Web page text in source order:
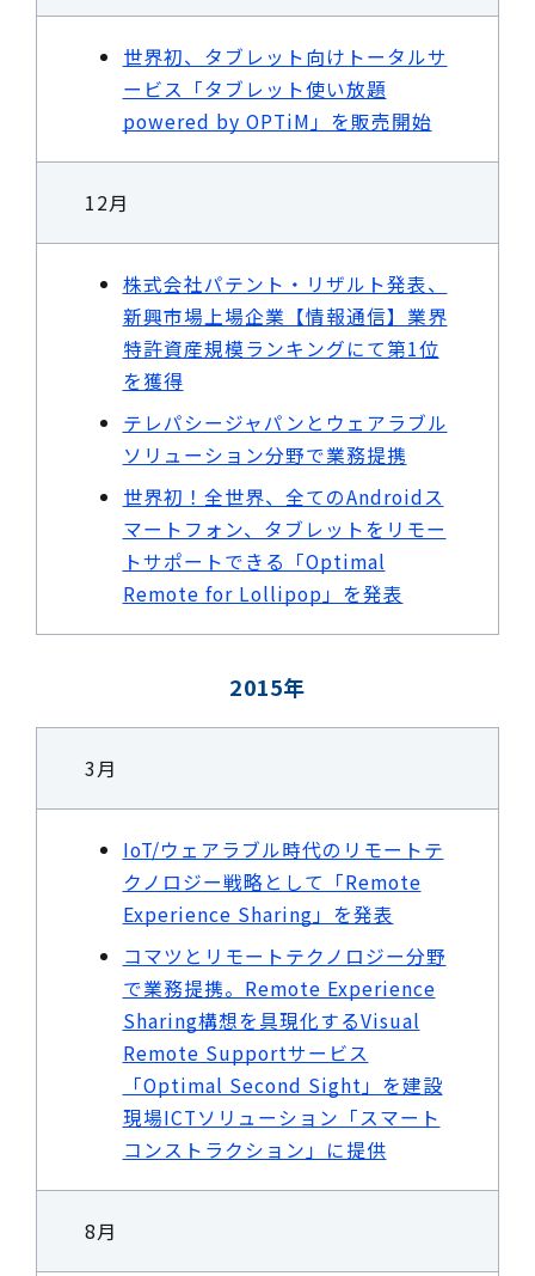
世界初、タブレット向けトータルサ
ービス「タブレット使い放題
powered by OPTiM」を販売開始
12月
株式会社パテント・リザルト発表、
新興市場上場企業【情報通信】業界
特許資産規模ランキングにて第1位
を獲得
テレパシージャパンとウェアラブル
ソリューション分野で業務提携
世界初！全世界、全てのAndroidス
マートフォン、タブレットをリモー
トサポートできる「Optimal
Remote for Lollipop」を発表
2015年
3月
IoT/ウェアラブル時代のリモートテ
クノロジー戦略として「Remote
Experience Sharing」を発表
コマツとリモートテクノロジー分野
で業務提携。Remote Experience
Sharing構想を具現化するVisual
Remote Supportサービス
「Optimal Second Sight」を建設
現場ICTソリューション「スマート
コンストラクション」に提供
8月